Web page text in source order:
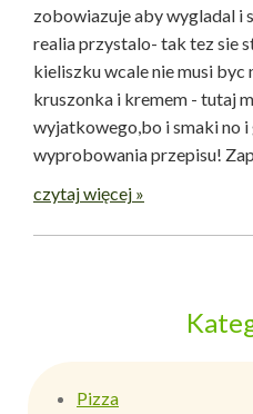
zobowiazuje aby wygladal i
realia przystalo- tak tez sie
kieliszku wcale nie musi byc
kruszonka i kremem - tutaj
wyjatkowego,bo i smaki no
wyprobowania
czytaj więcej »
Pizza